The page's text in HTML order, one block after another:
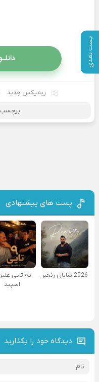
پست بعدی
ریمیکس جدید
برچسب
پست های پیشنهادی
2026 شایان رنجبر
نه تایی
اسپید
دیدگاه خود را بگذارید